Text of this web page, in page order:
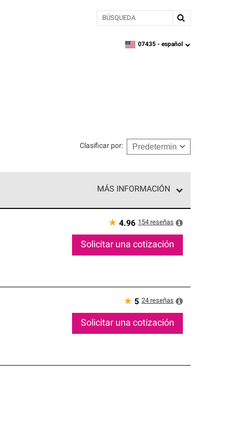
BÚSQUEDA
zipcode,language
07435 - español
Clasificar por:
MÁS INFORMACIÓN
destreza incomparable. Solo ellos pueden
★ 4.96 154 reseñas
Solicitar una cotización
★ 5 24 reseñas
Solicitar una cotización